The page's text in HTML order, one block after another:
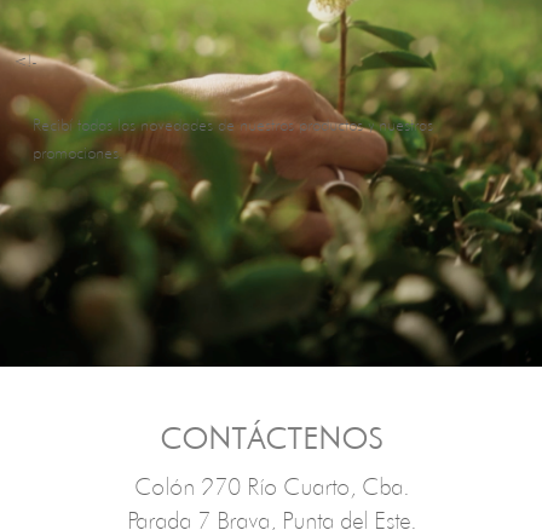
<!-
Recibí todas las novedades de nuestros productos y nuestras
promociones.
CONTÁCTENOS
Colón 270 Río Cuarto, Cba.
Parada 7 Brava, Punta del Este.